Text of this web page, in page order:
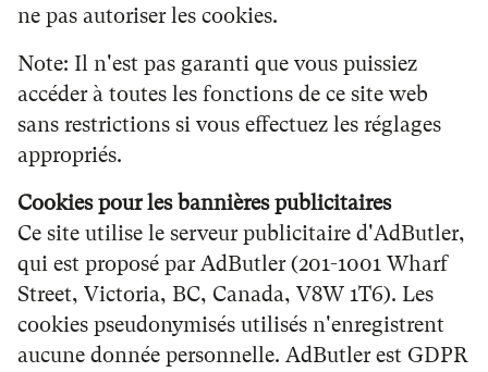
ne pas autoriser les cookies.
Note: Il n'est pas garanti que vous puissiez
accéder à toutes les fonctions de ce site web
sans restrictions si vous effectuez les réglages
appropriés.
Cookies pour les bannières publicitaires
Ce site utilise le serveur publicitaire d'AdButler,
qui est proposé par AdButler (201-1001 Wharf
Street, Victoria, BC, Canada, V8W 1T6). Les
cookies pseudonymisés utilisés n'enregistrent
aucune donnée personnelle. AdButler est GDPR